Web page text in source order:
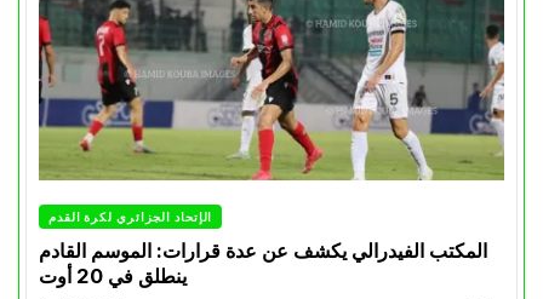
الإتحاد الجزائري لكرة القدم
المكتب الفيدرالي يكشف عن عدة قرارات: الموسم القادم
ينطلق في 20 أوت